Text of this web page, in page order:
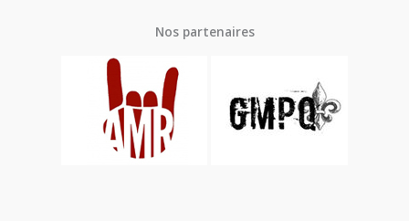
Nos partenaires